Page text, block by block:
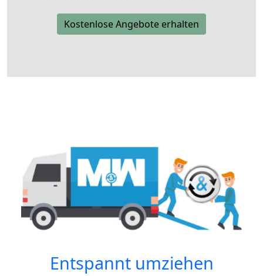
Kostenlose Angebote erhalten
Entspannt umziehen